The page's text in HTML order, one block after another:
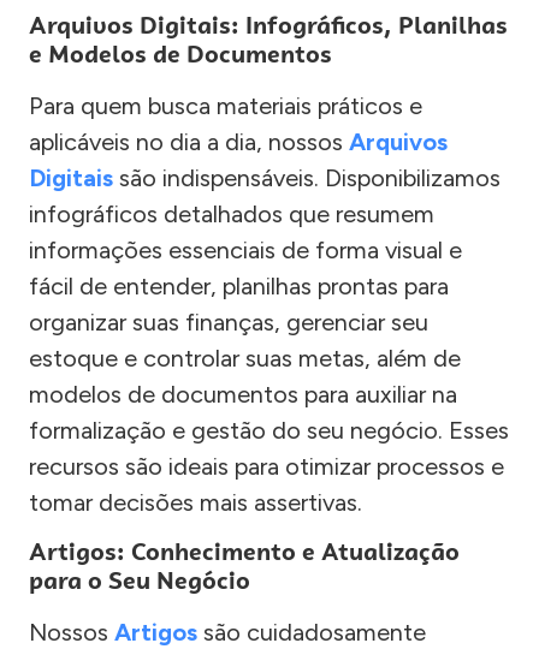
Arquivos Digitais: Infográficos, Planilhas
e Modelos de Documentos
Para quem busca materiais práticos e
aplicáveis no dia a dia, nossos Arquivos
Digitais são indispensáveis. Disponibilizamos
infográficos detalhados que resumem
informações essenciais de forma visual e
fácil de entender, planilhas prontas para
organizar suas finanças, gerenciar seu
estoque e controlar suas metas, além de
modelos de documentos para auxiliar na
formalização e gestão do seu negócio. Esses
recursos são ideais para otimizar processos e
tomar decisões mais assertivas.
Artigos: Conhecimento e Atualização
para o Seu Negócio
Nossos Artigos são cuidadosamente